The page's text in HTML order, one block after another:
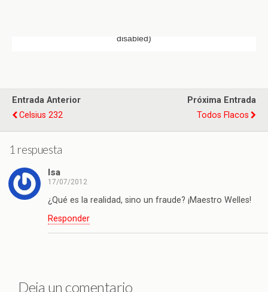
Entrada Anterior
Celsius 232
Próxima Entrada
Todos Flacos
1 respuesta
Isa
17/07/2012
¿Qué es la realidad, sino un fraude? ¡Maestro Welles!
Responder
Deja un comentario